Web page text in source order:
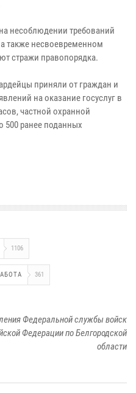
несоблюдении требований
также несвоевременном
стражи правопорядка.
приняли от граждан и
на оказание госуслуг в
частной охранной
500 ранее поданных
1106
361
Федеральной службы войск
Федерации по Белгородской
области